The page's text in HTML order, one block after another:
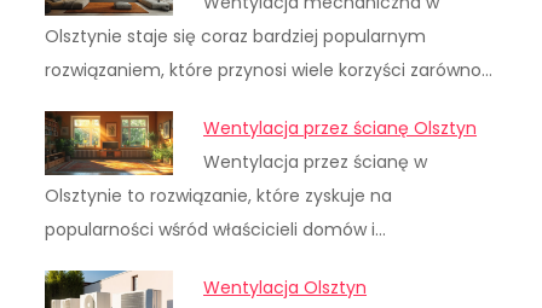
Olsztynie staje się coraz bardziej popularnym
rozwiązaniem, które przynosi wiele korzyści zarówno…
Wentylacja przez ścianę Olsztyn
Wentylacja przez ścianę w
Olsztynie to rozwiązanie, które zyskuje na
popularności wśród właścicieli domów i…
Wentylacja Olsztyn